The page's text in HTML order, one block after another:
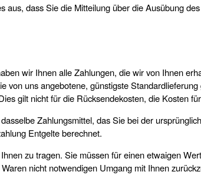
aus, dass Sie die Mitteilung über die Ausübung
wir Ihnen alle Zahlungen, die wir von Ihnen
von uns angebotene, günstigste
gilt nicht für die Rücksendekosten, die Kosten
Zahlungsmittel, das Sie bei der
Entgelte berechnet.
zu tragen. Sie müssen für einen etwaigen
nicht notwendigen Umgang mit Ihnen